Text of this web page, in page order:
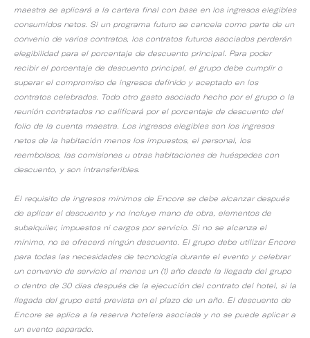
maestra se aplicará a la cartera final con base en los ingresos elegibles
consumidos netos. Si un programa futuro se cancela como parte de un
convenio de varios contratos, los contratos futuros asociados perderán
elegibilidad para el porcentaje de descuento principal. Para poder
recibir el porcentaje de descuento principal, el grupo debe cumplir o
superar el compromiso de ingresos definido y aceptado en los
contratos celebrados. Todo otro gasto asociado hecho por el grupo o la
reunión contratados no calificará por el porcentaje de descuento del
folio de la cuenta maestra. Los ingresos elegibles son los ingresos
netos de la habitación menos los impuestos, el personal, los
reembolsos, las comisiones u otras habitaciones de huéspedes con
descuento, y son intransferibles.
El requisito de ingresos mínimos de Encore se debe alcanzar después
de aplicar el descuento y no incluye mano de obra, elementos de
subalquiler, impuestos ni cargos por servicio. Si no se alcanza el
mínimo, no se ofrecerá ningún descuento. El grupo debe utilizar Encore
para todas las necesidades de tecnología durante el evento y celebrar
un convenio de servicio al menos un (1) año desde la llegada del grupo
o dentro de 30 días después de la ejecución del contrato del hotel, si la
llegada del grupo está prevista en el plazo de un año. El descuento de
Encore se aplica a la reserva hotelera asociada y no se puede aplicar a
un evento separado.